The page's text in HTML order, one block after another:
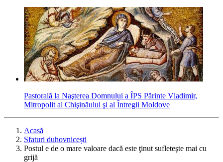
Pastorală la Naşterea Domnului a ÎPS Părinte Vladimir,
Mitropolit al Chişinăului şi al Întregii Moldove
Acasă
Sfaturi duhovnicești
Postul e de o mare valoare dacă este ţinut sufleteşte mai cu
grijă